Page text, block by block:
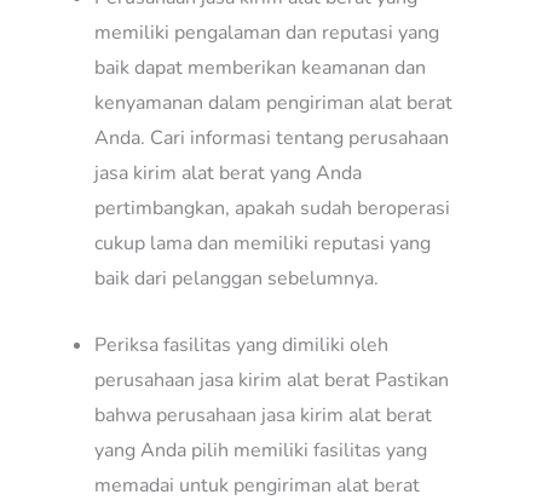
memiliki pengalaman dan reputasi yang
baik dapat memberikan keamanan dan
kenyamanan dalam pengiriman alat berat
Anda. Cari informasi tentang perusahaan
jasa kirim alat berat yang Anda
pertimbangkan, apakah sudah beroperasi
cukup lama dan memiliki reputasi yang
baik dari pelanggan sebelumnya.
Periksa fasilitas yang dimiliki oleh
perusahaan jasa kirim alat berat Pastikan
bahwa perusahaan jasa kirim alat berat
yang Anda pilih memiliki fasilitas yang
memadai untuk pengiriman alat berat